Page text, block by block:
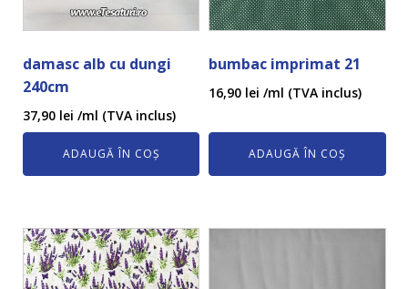
damasc alb cu dungi
240cm
37,90 lei /ml (TVA inclus)
ADAUGĂ ÎN COȘ
bumbac imprimat 21
16,90 lei /ml (TVA inclus)
ADAUGĂ ÎN COȘ